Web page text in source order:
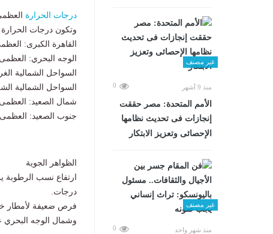
غير مصنف
منذ 9 أشهر 0
الأمم المتحدة: مصر حققت
إنجازات فى تحديث نظامها
الإحصائى وتعزيز الابتكار
غير مصنف
منذ شهر واحد 0
درجات الحرارة
وتكون درجات
القاهرة الكبرى: العظمى 36،
الوجه البحري: العظمى 35، المحسوسة 37.
السواحل الشمالية الغربية:
السواحل الشمالية الشرقية:
شمال الصعيد: العظمى 39، المحسوسة 41.
جنوب الصعيد: العظمى 43، المحسوسة 44.
الظواهر الجوية
درجات.
وشمال الوجه